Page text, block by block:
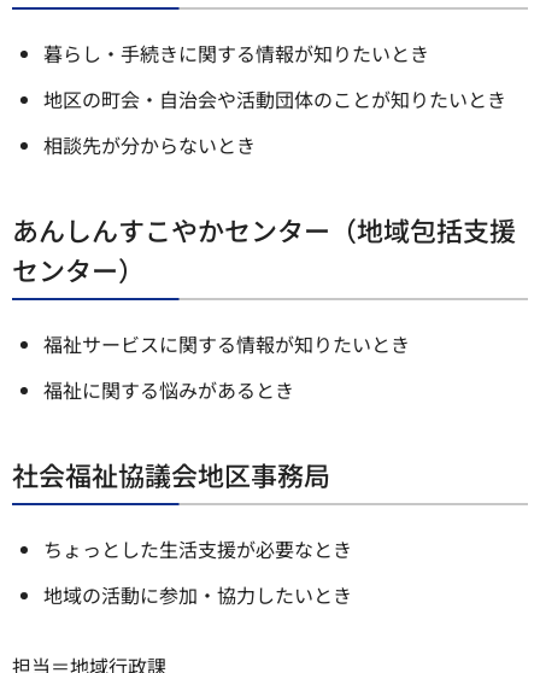
暮らし・手続きに関する情報が知りたいとき
地区の町会・自治会や活動団体のことが知りたいとき
相談先が分からないとき
あんしんすこやかセンター（地域包括支援
センター）
福祉サービスに関する情報が知りたいとき
福祉に関する悩みがあるとき
社会福祉協議会地区事務局
ちょっとした生活支援が必要なとき
地域の活動に参加・協力したいとき
担当＝地域行政課